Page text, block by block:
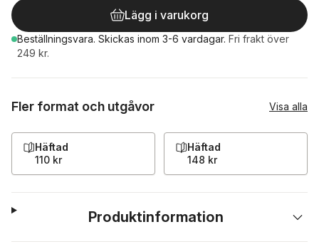
Lägg i varukorg
Beställningsvara. Skickas inom 3-6 vardagar. Fri frakt över
249 kr.
Fler format och utgåvor Visa alla
Häftad
110 kr
Häftad
148 kr
Produktinformation